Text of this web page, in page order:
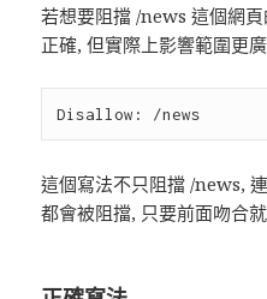
若想要阻擋 /news 這個網
正確, 但實際上影響範圍更廣
這個寫法不只阻擋 /news,
都會被阻擋, 只要前面吻合